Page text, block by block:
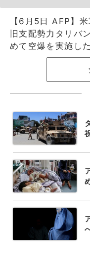
【6月5日 AFP】
旧支配勢力タリバ
めて空爆を実施し